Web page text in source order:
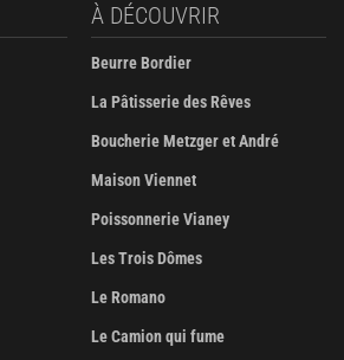
À DÉCOUVRIR
Beurre Bordier
La Pâtisserie des Rêves
Boucherie Metzger et André
Maison Viennet
Poissonnerie Vianey
Les Trois Dômes
Le Romano
Le Camion qui fume